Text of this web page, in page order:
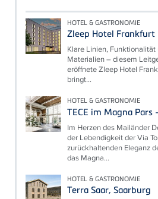
HOTEL & GASTRONOMIE
Zleep Hotel Frankfurt
Klare Linien,
Materialien – diesem
eröffnete Zleep Hotel
bringt...
HOTEL & GASTRONOMIE
TECE im Magna Pars
Im Herzen des Mailänder
der Lebendigkeit der Via
zurückhaltenden Eleganz
das Magna...
HOTEL & GASTRONOMIE
Terra Saar, Saarburg